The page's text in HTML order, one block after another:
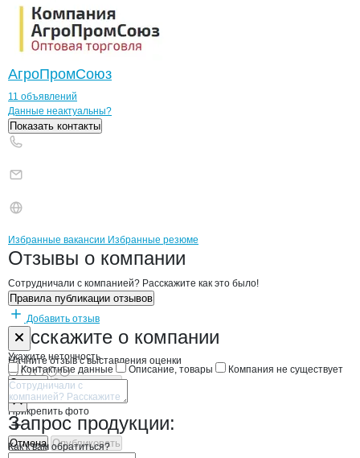
АгроПромСоюз
11 объявлений
Контактыкомпании
+7(800)000-00-..
Данные неактуальны?
Показать контакты
Брендыкомпани ГРЯЗНОВА ЛФ
Вакансии вГРЯЗНОВА ЛФ
Избранные вакансии Избранные резюме
Новости oГРЯЗНОВА ЛФ, ИП
Отзывы о компании
Сотрудничали с компанией? Расскажите как это было!
Правила публикации отзывов
Добавить отзыв
Расскажите о компании
Начните отзыв с выставления оценки
Прикрепить фото
Отмена Опубликовать
Форма обратной связи о неточностях
Укажите неточность
Контактные данные
Описание, товары Компания не существует
Отмена Опубликовать
Запрос продукции:
Как к вам обратиться?